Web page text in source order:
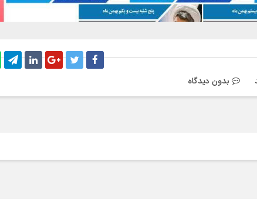
بدون دیدگاه